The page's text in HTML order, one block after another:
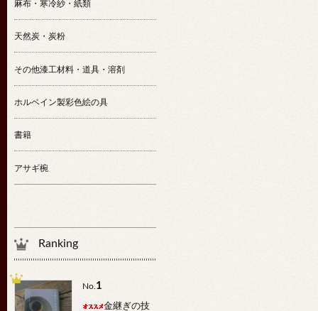
麻布・寒冷紗・紙類
天然炭・炭粉
その他漆工材料・道具・溶剤
ホルベイン製彩色絵の具
書籍
アサギ椀
Ranking
No.1
金継ぎの技